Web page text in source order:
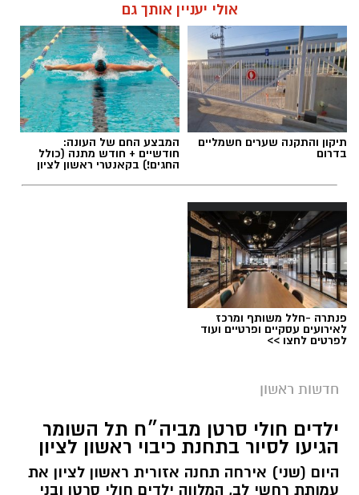
תגים:זק״א ראשון לציון
נחשון בעיר.
מתנדבי זק”א מרחב שפלה הוזעקו למקום ופועלים
בזירה לטיפול בכבוד המת.
אולי יעניין אותך גם
תיקון והתקנה שערים חשמליים
בדרום
המבצע החם של העונה:
חודשיים + חודש מתנה (כולל
החגים!) בקאנטרי ראשון לציון
פנתרה -חלל משותף ומרכז
לאירועים עסקיים ופרטיים ועוד
לפרטים לחצו >>
חדשות ראשון
ילדים חולי סרטן מביה״ח תל השומר
הגיעו לסיור בתחנת כיבוי ראשון לציון
היום (שני) אירחה תחנה אזורית ראשון לציון את
עמותת רחשי לב, המלווה ילדים חולי סרטן ובני